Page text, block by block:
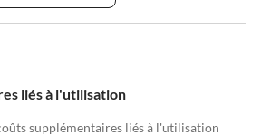
liés à l'utilisation
supplémentaires liés à l'utilisation